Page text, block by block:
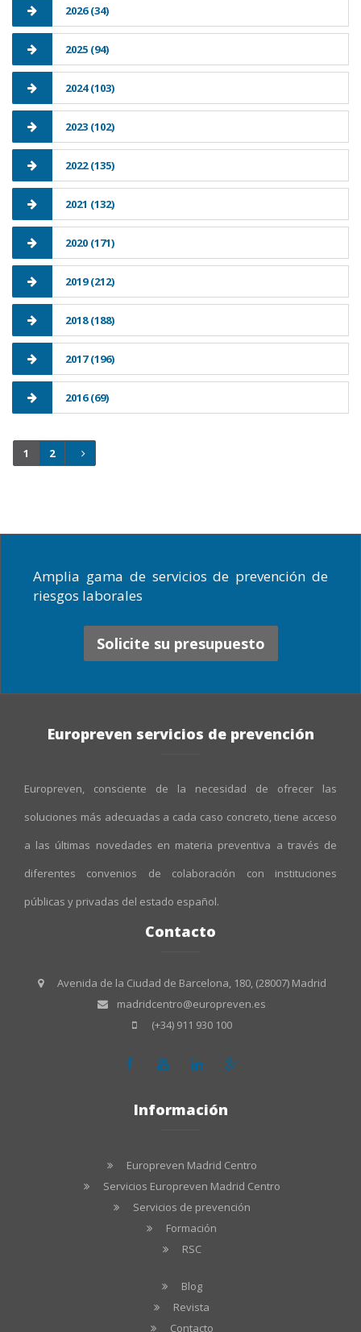
2026 (34)
2025 (94)
2024 (103)
2023 (102)
2022 (135)
2021 (132)
2020 (171)
2019 (212)
2018 (188)
2017 (196)
2016 (69)
1 2
Amplia gama de servicios de prevención de
riesgos laborales
Solicite su presupuesto
Europreven servicios de prevención
Europreven, consciente de la necesidad de ofrecer las
soluciones más adecuadas a cada caso concreto, tiene acceso
a las últimas novedades en materia preventiva a través de
diferentes convenios de colaboración con instituciones
públicas y privadas del estado español.
Contacto
Avenida de la Ciudad de Barcelona, 180, (28007) Madrid
madridcentro@europreven.es
(+34) 911 930 100
Información
Europreven Madrid Centro
Servicios Europreven Madrid Centro
Servicios de prevención
Formación
RSC
Blog
Revista
Contacto